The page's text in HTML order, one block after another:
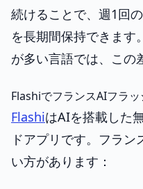
続けることで、週1回
を長期間保持できます
が多い言語では、この
FlashiでフランスAIフラ
FlashiはAIを搭載した
ドアプリです。フラ
い方があります：